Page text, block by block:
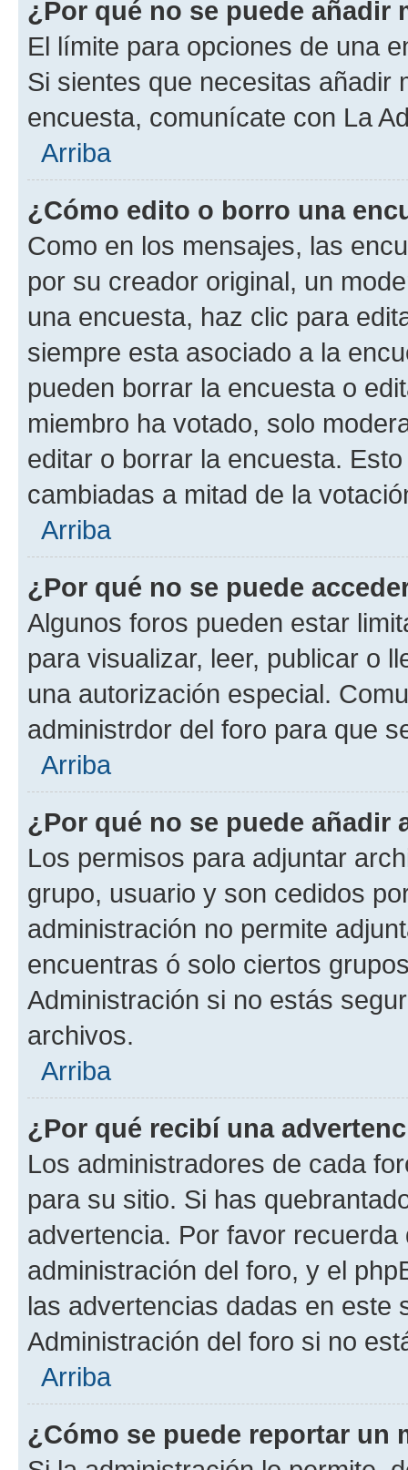
¿Por qué no se puede añadir
El límite para opciones de una
Si sientes que necesitas añadir
encuesta, comunícate con La
Arriba
¿Cómo edito o borro una
Como en los mensajes, las
por su creador original, un
una encuesta, haz clic para
siempre esta asociado a la
pueden borrar la encuesta o
miembro ha votado, solo
editar o borrar la encuesta.
cambiadas a mitad de la
Arriba
¿Por qué no se puede
Algunos foros pueden estar
para visualizar, leer, publicar o
una autorización especial.
administrdor del foro para que
Arriba
¿Por qué no se puede añadir
Los permisos para adjuntar
grupo, usuario y son cedidos
administración no permite
encuentras ó solo ciertos
Administración si no estás
archivos.
Arriba
¿Por qué recibí una
Los administradores de cada
para su sitio. Si has
advertencia. Por favor
administración del foro, y el
las advertencias dadas en este
Administración del foro si no
Arriba
¿Cómo se puede reportar un